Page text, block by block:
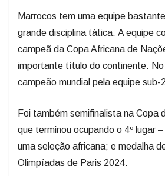
Marrocos tem uma equipe
grande disciplina tática. A equipe
campeã da Copa Africana de
importante título do continente.
campeão mundial pela equipe sub-
Foi também semifinalista na Copa
que terminou ocupando o 4º lugar
uma seleção africana; e medalha
Olimpíadas de Paris 2024.